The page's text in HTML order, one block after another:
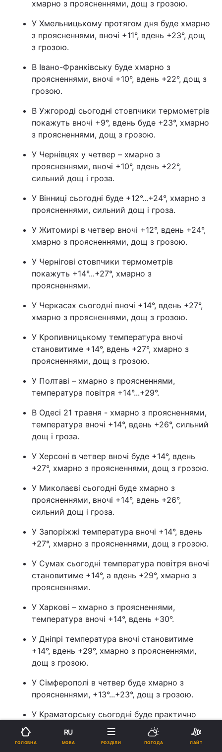
хмарно з проясненнями, дощ з грозою.
У Хмельницькому протягом дня буде хмарно
з проясненнями, вночі +11°, вдень +23°, дощ
з грозою.
В Івано-Франківську буде хмарно з
проясненнями, вночі +10°, вдень +22°, дощ з
грозою.
В Ужгороді сьогодні стовпчики термометрів
покажуть вночі +9°, вдень буде +23°, хмарно
з проясненнями, дощ з грозою.
У Чернівцях у четвер – хмарно з
проясненнями, вночі +10°, вдень +22°,
сильний дощ і гроза.
У Вінниці сьогодні буде +12°...+24°, хмарно з
проясненнями, сильний дощ і гроза.
У Житомирі в четвер вночі +12°, вдень +24°,
хмарно з проясненнями, дощ з грозою.
У Чернігові стовпчики термометрів
покажуть +14°...+27°, хмарно з
проясненнями.
У Черкасах сьогодні вночі +14°, вдень +27°,
хмарно з проясненнями, дощ з грозою.
У Кропивницькому температура вночі
становитиме +14°, вдень +27°, хмарно з
проясненнями, дощ з грозою.
У Полтаві – хмарно з проясненнями,
температура повітря +14°...+29°.
В Одесі 21 травня - хмарно з проясненнями,
температура вночі +14°, вдень +26°, сильний
дощ і гроза.
У Херсоні в четвер вночі буде +14°, вдень
+27°, хмарно з проясненнями, дощ з грозою.
У Миколаєві сьогодні буде хмарно з
проясненнями, вночі +14°, вдень +26°,
сильний дощ і гроза.
У Запоріжжі температура вночі +14°, вдень
+27°, хмарно з проясненнями, дощ з грозою.
У Сумах сьогодні температура повітря вночі
становитиме +14°, а вдень +29°, хмарно з
проясненнями.
У Харкові – хмарно з проясненнями,
температура вночі +14°, вдень +30°.
У Дніпрі температура вночі становитиме
+14°, вдень +29°, хмарно з проясненнями,
дощ з грозою.
У Сімферополі в четвер буде хмарно з
проясненнями, +13°...+23°, дощ з грозою.
У Краматорську сьогодні буде практично
безхмарно, температура вночі +15°, вдень
ГОЛОВНА
RU
МОВА РОЗДІЛИ ПОГОДА ЛАЙТ